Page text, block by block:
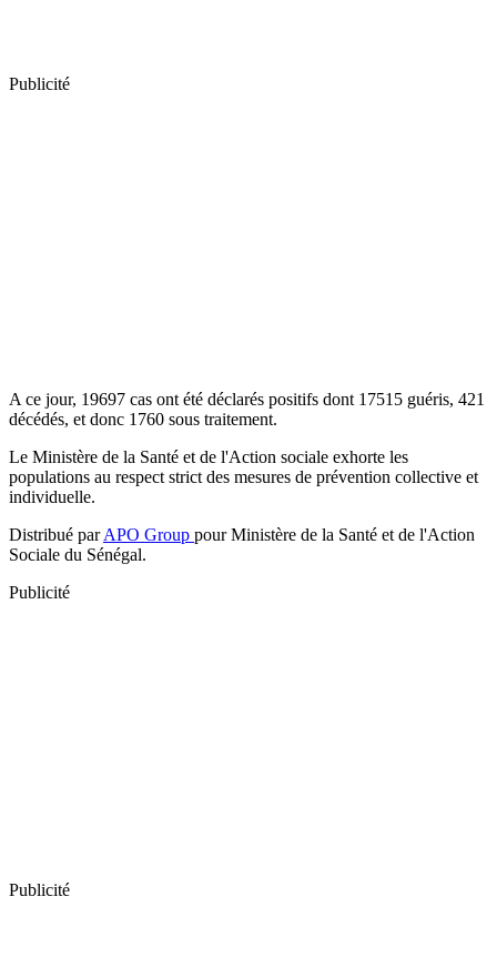
Publicité
A ce jour, 19697 cas ont été déclarés positifs dont 17515 guéris, 421
décédés, et donc 1760 sous traitement.
Le Ministère de la Santé et de l'Action sociale exhorte les
populations au respect strict des mesures de prévention collective et
individuelle.
Distribué parAPO Group pour Ministère de la Santé et de l'Action
Sociale du Sénégal.
Publicité
Publicité